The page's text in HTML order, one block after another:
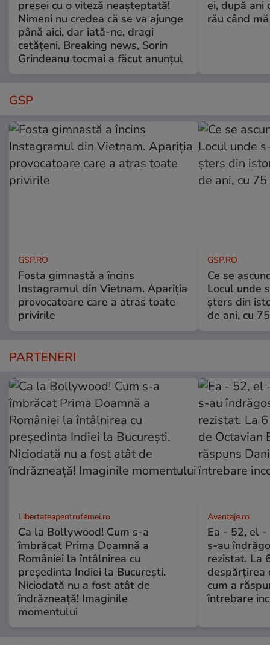
presei cu o viteză neașteptată!
Nimeni nu credea că se va ajunge
până aici, dar iată-ne, dragi
cetățeni. Breaking news, Sorin
Grindeanu tocmai a făcut anunțul
ei, după ani
rău când
GSP
GSP.RO
Fosta gimnastă a încins
Instagramul din Vietnam. Apariția
provocatoare care a atras toate
privirile
GSP.RO
Ce se
Locul unde
șters din
de ani, cu
PARTENERI
Libertateapentrufemei.ro
Ca la Bollywood! Cum s-a
îmbrăcat Prima Doamnă a
României la întâlnirea cu
președinta Indiei la București.
Niciodată nu a fost atât de
îndrăzneață! Imaginile
momentului
Avantaje.ro
Ea - 52, el -
s-au
rezistat. La
despărțirea
cum a
întrebare